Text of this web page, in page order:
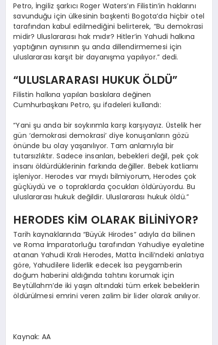
Petro, İngiliz şarkıcı Roger Waters’ın Filistin’in haklarını
savunduğu için ülkesinin başkenti Bogota’da hiçbir otel
tarafından kabul edilmediğini belirterek, “Bu demokrasi
midir? Uluslararası hak mıdır? Hitler’in Yahudi halkına
yaptığının aynısının şu anda dillendirmemesi için
uluslararası karşıt bir dayanışma yapılıyor.” dedi.
“ULUSLARARASI HUKUK ÖLDÜ”
Filistin halkına yapılan baskılara değinen
Cumhurbaşkanı Petro, şu ifadeleri kullandı:
“Yani şu anda bir soykırımla karşı karşıyayız. Üstelik her
gün ‘demokrasi demokrasi’ diye konuşanların gözü
önünde bu olay yaşanılıyor. Tam anlamıyla bir
tutarsızlıktır. Sadece insanları, bebekleri değil, pek çok
insanı öldürdüklerinin farkında değiller. Bebek katliamı
işleniyor. Herodes var mıydı bilmiyorum, Herodes çok
güçlüydü ve o topraklarda çocukları öldürüyordu. Bu
uluslararası hukuk değildir. Uluslararası hukuk öldü.”
HERODES KİM OLARAK BİLİNİYOR?
Tarih kaynaklarında “Büyük Hirodes” adıyla da bilinen
ve Roma İmparatorluğu tarafından Yahudiye eyaletine
atanan Yahudi Kralı Herodes, Matta İncili’ndeki anlatıya
göre, Yahudilere liderlik edecek İsa peygamberin
doğum haberini aldığında tahtını korumak için
Beytüllahm’de iki yaşın altındaki tüm erkek bebeklerin
öldürülmesi emrini veren zalim bir lider olarak anılıyor.
Kaynak: AA